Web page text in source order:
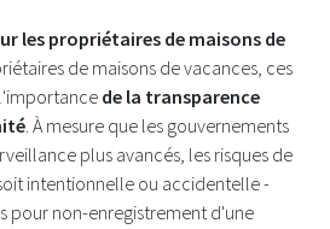
les propriétaires de maisons de
de maisons de vacances, ces
de la transparence
. À mesure que les gouvernements
plus avancés, les risques de
intentionnelle ou accidentelle -
pour non-enregistrement d'une